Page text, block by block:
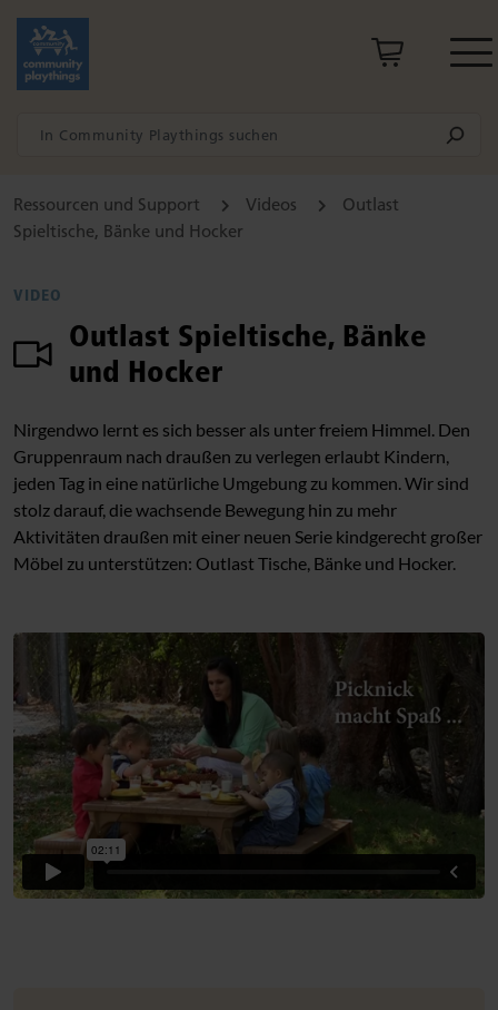
Ressourcen und Support Videos
Outlast
Spieltische, Bänke und Hocker
VIDEO
Outlast Spieltische, Bänke
und Hocker
Nirgendwo lernt es sich besser als unter freiem Himmel. Den
Gruppenraum nach draußen zu verlegen erlaubt Kindern,
jeden Tag in eine natürliche Umgebung zu kommen. Wir sind
stolz darauf, die wachsende Bewegung hin zu mehr
Aktivitäten draußen mit einer neuen Serie kindgerecht großer
Möbel zu unterstützen: Outlast Tische, Bänke und Hocker.